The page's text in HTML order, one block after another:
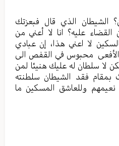
الشيطان الذي قال فبعزتك
عليه؟ انا لا أعني من
لا اعني هذا، إن عبادي
محبوس في القفص الى
لا سلطان له عليك هنيئا لمن
بمقام فقد الشيطان سلطنته
نعيمهم وللعاشق المسكين ما